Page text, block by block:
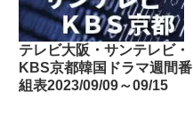
テレビ大阪・サンテレビ・
KBS京都韓国ドラマ週間番
組表2023/09/09～09/15